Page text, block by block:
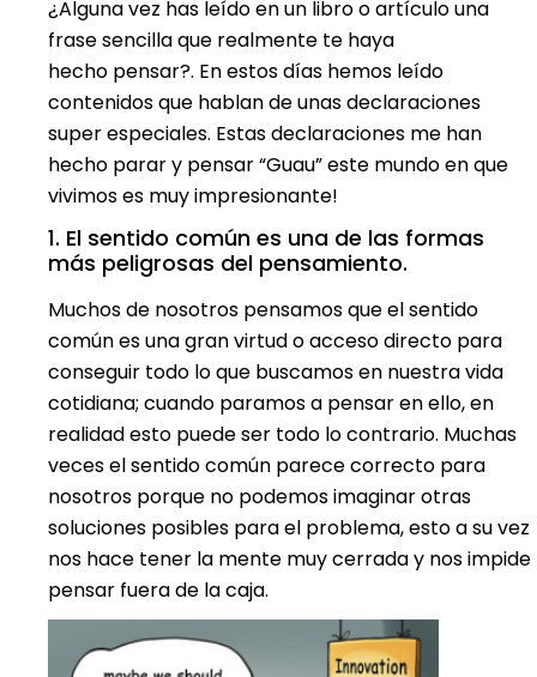
¿Alguna vez has leído en un libro o artículo una
frase sencilla que realmente te haya
hecho pensar?. En estos días hemos leído
contenidos que hablan de unas declaraciones
super especiales. Estas declaraciones me han
hecho parar y pensar “Guau” este mundo en que
vivimos es muy impresionante!
1. El sentido común es una de las formas
más peligrosas del pensamiento.
Muchos de nosotros pensamos que el sentido
común es una gran virtud o acceso directo para
conseguir todo lo que buscamos en nuestra vida
cotidiana; cuando paramos a pensar en ello, en
realidad esto puede ser todo lo contrario. Muchas
veces el sentido común parece correcto para
nosotros porque no podemos imaginar otras
soluciones posibles para el problema, esto a su vez
nos hace tener la mente muy cerrada y nos impide
pensar fuera de la caja.